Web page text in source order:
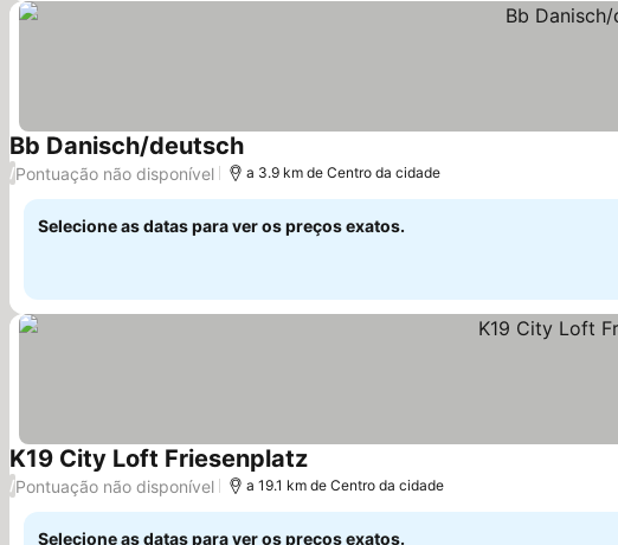
Bb Danisch/deutschVer preços
/Pontuação não disponível a 3.9 km de Centro da cidade
Selecione as datas para ver os preços exatos.
K19 City Loft FriesenplatzVer preços
/Pontuação não disponível a 19.1 km de Centro da cidade
Selecione as datas para ver os preços exatos.